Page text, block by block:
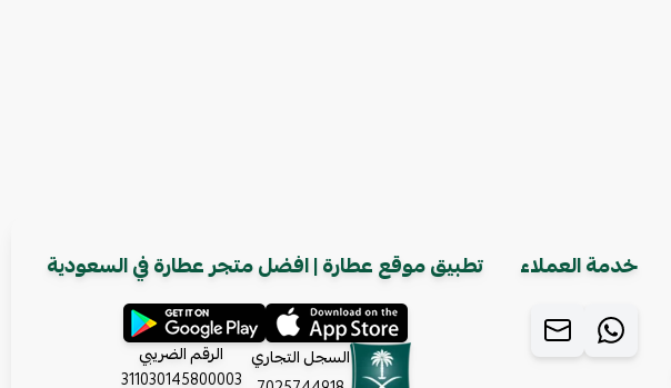
خدمة العملاء تطبيق موقع عطارة | افضل متجر عطارة في السعودية
السجل التجاري
الرقم الضريبي
311030145800003